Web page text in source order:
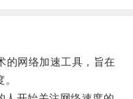
网络加速工具，旨在